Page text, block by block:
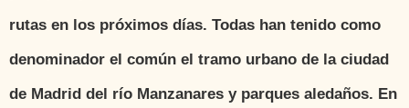
rutas en los próximos días. Todas han tenido como
denominador el común el tramo urbano de la ciudad
de Madrid del río Manzanares y parques aledaños. En